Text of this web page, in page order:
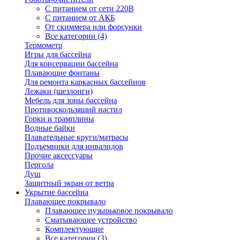
С питанием от сети 220В
С питанием от АКБ
От скиммера или форсунки
Все категории (4)
Термометр
Игры для бассейна
Для консервации бассейна
Плавающие фонтаны
Для ремонта каркасных бассейнов
Лежаки (шезлонги)
Мебель для зоны бассейна
Противоскользящий настил
Горки и трамплины
Водные байки
Плавательные круги/матрасы
Подъемники для инвалидов
Прочие аксессуары
Пергола
Душ
Защитный экран от ветра
Укрытие бассейна
Плавающее покрывало
Плавающее пузырьковое покрывало
Сматывающее устройство
Комплектующие
Все категории (3)